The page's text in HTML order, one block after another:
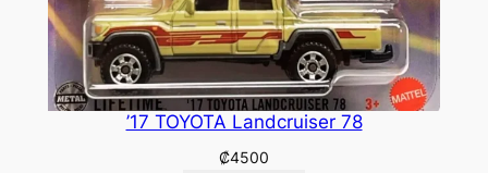
’17 TOYOTA Landcruiser 78
₡4500